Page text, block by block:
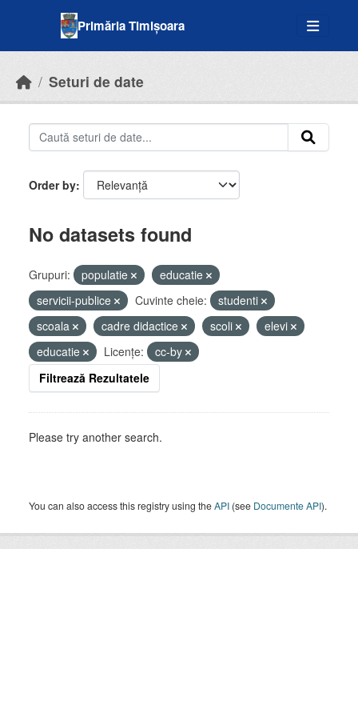
Primăria Timișoara
Seturi de date
Order by
No datasets found
Grupuri: populatie
educatie
servicii-publice
Cuvinte cheie:
studenti
scoala
cadre didactice scoli
elevi
educatie
Licenţe:
cc-by
Filtrează Rezultatele
Please try another search.
You can also access this registry using theAPI (see Documente API).